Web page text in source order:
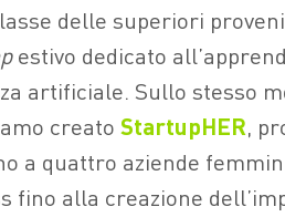
delle superiori
estivo dedicato
artificiale. Sullo stesso
creato StartupHER,
a quattro aziende
fino alla creazione